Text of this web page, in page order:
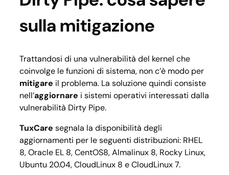
sulla mitigazione
Trattandosi di una vulnerabilità del kernel che
coinvolge le funzioni di sistema, non c’è modo per
mitigare il problema. La soluzione quindi consiste
nell’aggiornare i sistemi operativi interessati dalla
vulnerabilità Dirty Pipe.
TuxCare segnala la disponibilità degli
aggiornamenti per le seguenti distribuzioni: RHEL
8, Oracle EL 8, CentOS8, Almalinux 8, Rocky Linux,
Ubuntu 20.04, CloudLinux 8 e CloudLinux 7.